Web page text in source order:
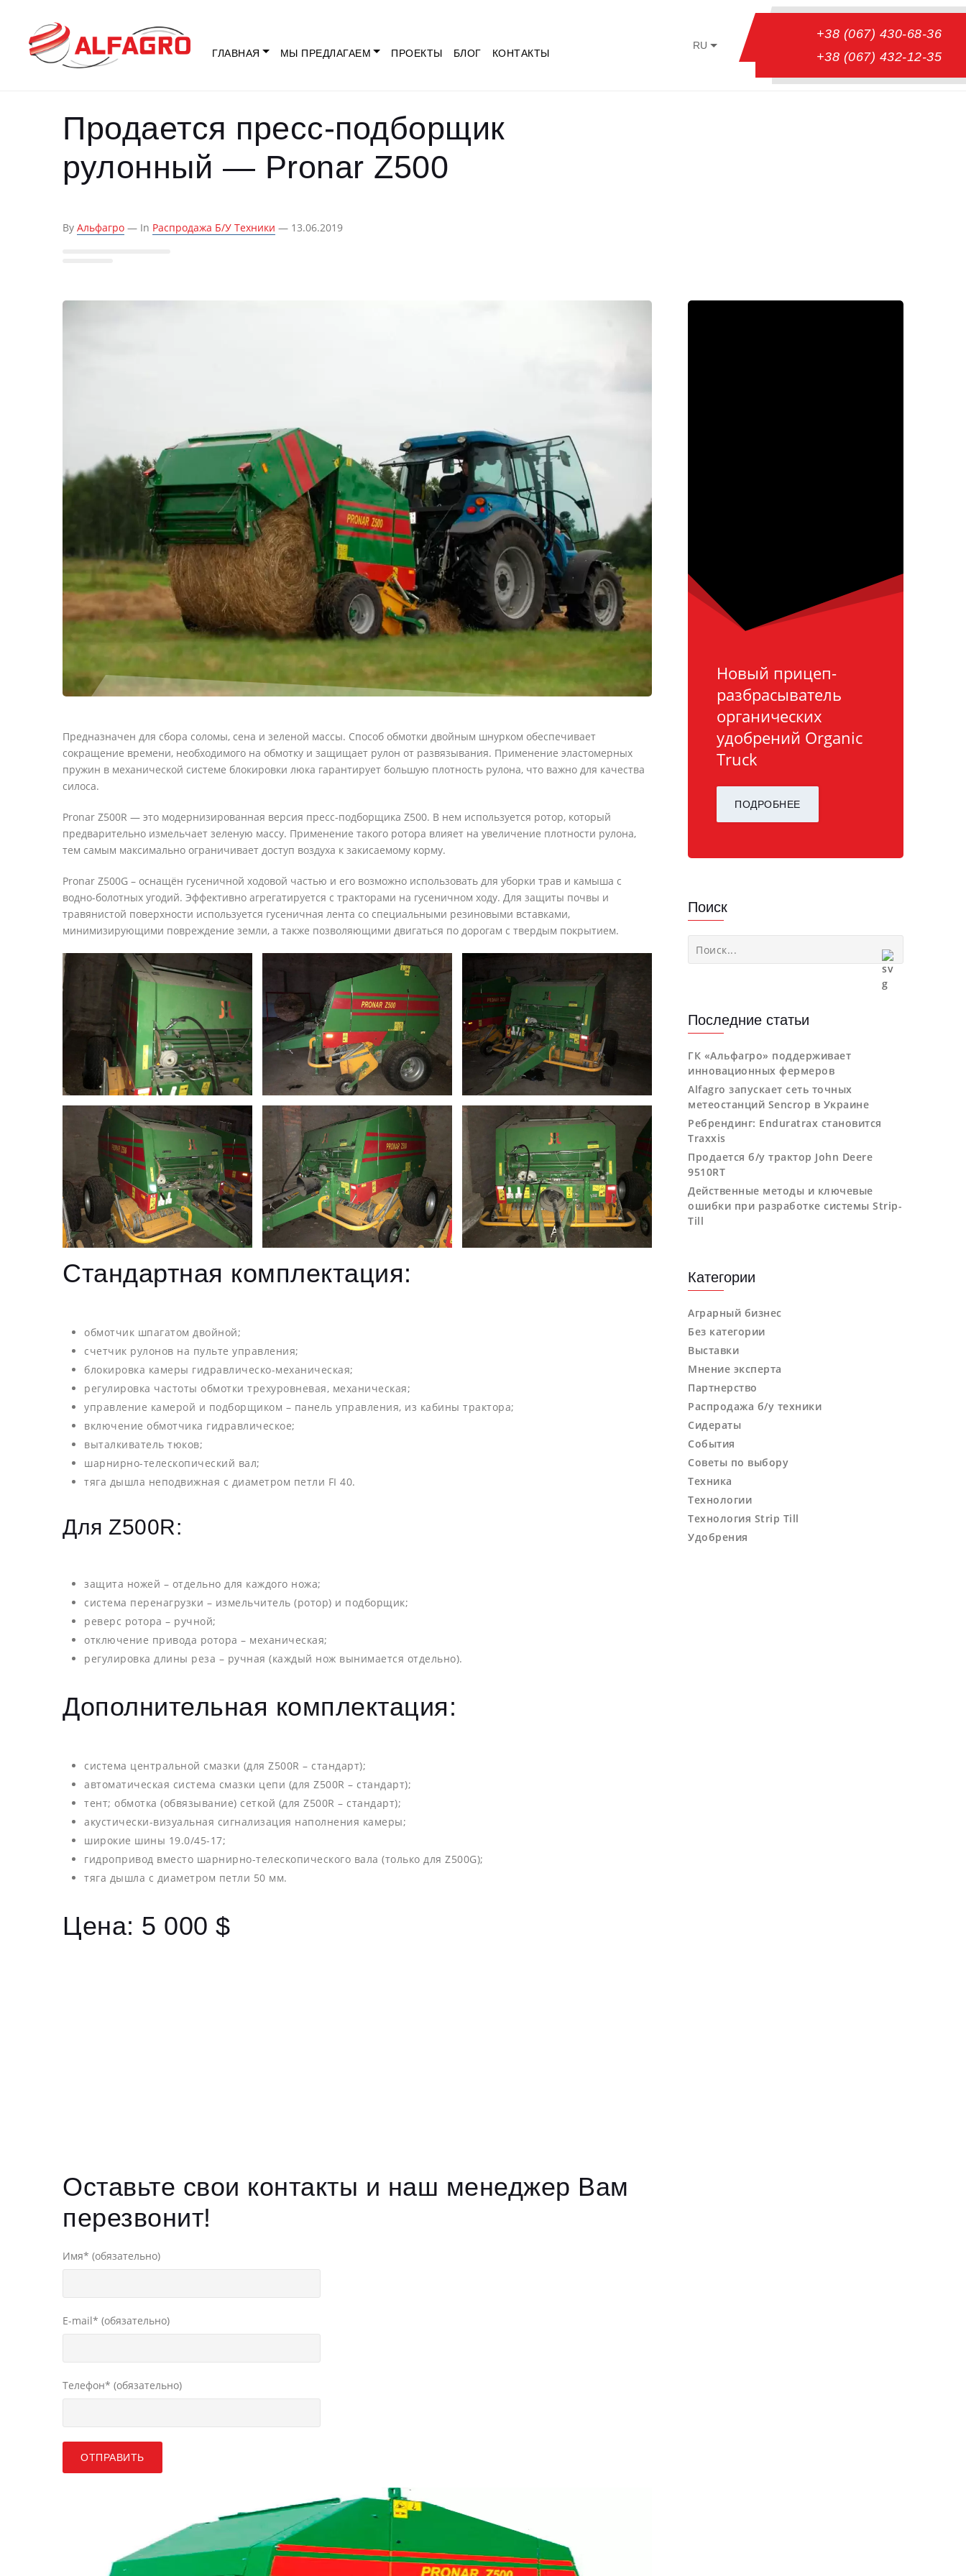
ГЛАВНАЯ МЫ ПРЕДЛАГАЕМ ПРОЕКТЫ БЛОГ КОНТАКТЫ
RU
+38 (067) 430-68-36
+38 (067) 432-12-35
Продается пресс-подборщик
рулонный — Pronar Z500
By Альфагро — In Распродажа Б/у Техники — 13.06.2019
Предназначен для сбора соломы, сена и зеленой массы. Способ обмотки двойным шнурком обеспечивает
сокращение времени, необходимого на обмотку и защищает рулон от развязывания. Применение эластомерных
пружин в механической системе блокировки люка гарантирует большую плотность рулона, что важно для качества
силоса.
Pronar Z500R — это модернизированная версия пресс-подборщика Z500. В нем используется ротор, который
предварительно измельчает зеленую массу. Применение такого ротора влияет на увеличение плотности рулона,
тем самым максимально ограничивает доступ воздуха к закисаемому корму.
Pronar Z500G – оснащён гусеничной ходовой частью и его возможно использовать для уборки трав и камыша с
водно-болотных угодий. Эффективно агрегатируется с тракторами на гусеничном ходу. Для защиты почвы и
травянистой поверхности используется гусеничная лента со специальными резиновыми вставками,
минимизирующими повреждение земли, а также позволяющими двигаться по дорогам с твердым покрытием.
Стандартная комплектация:
обмотчик шпагатом двойной;
счетчик рулонов на пульте управления;
блокировка камеры гидравлическо-механическая;
регулировка частоты обмотки трехуровневая, механическая;
управление камерой и подборщиком – панель управления, из кабины трактора;
включение обмотчика гидравлическое;
выталкиватель тюков;
шарнирно-телескопический вал;
тяга дышла неподвижная с диаметром петли FI 40.
Для Z500R:
защита ножей – отдельно для каждого ножа;
система перенагрузки – измельчитель (ротор) и подборщик;
реверс ротора – ручной;
отключение привода ротора – механическая;
регулировка длины реза – ручная (каждый нож вынимается отдельно).
Дополнительная комплектация:
система центральной смазки (для Z500R – стандарт);
автоматическая система смазки цепи (для Z500R – стандарт);
тент; обмотка (обвязывание) сеткой (для Z500R – стандарт);
акустически-визуальная сигнализация наполнения камеры;
широкие шины 19.0/45-17;
гидропривод вместо шарнирно-телескопического вала (только для Z500G);
тяга дышла с диаметром петли 50 мм.
Цена: 5 000 $
Оставьте свои контакты и наш менеджер Вам
перезвонит!
Имя* (обязательно)
E-mail* (обязательно)
Телефон* (обязательно)
Новый прицеп-
разбрасыватель
органических
удобрений Organic
Truck
ПОДРОБНЕЕ
Поиск
Последние статьи
ГК «Альфагро» поддерживает
инновационных фермеров
Alfagro запускает сеть точных
метеостанций Sencrop в Украине
Ребрендинг: Enduratrax становится
Traxxis
Продается б/у трактор John Deere
9510RT
Действенные методы и ключевые
ошибки при разработке системы Strip-
Till
Категории
Аграрный бизнес
Без категории
Выставки
Мнение эксперта
Партнерство
Распродажа б/у техники
Сидераты
События
Советы по выбору
Техника
Технологии
Технология Strip Till
Удобрения